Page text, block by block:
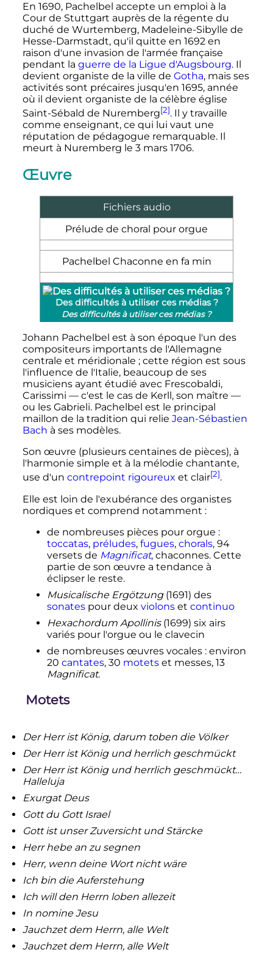
En 1690, Pachelbel accepte un emploi à la
Cour de Stuttgart auprès de la régente du
duché de Wurtemberg, Madeleine-Sibylle de
Hesse-Darmstadt, qu'il quitte en 1692 en
raison d'une invasion de l'armée française
pendant la guerre de la Ligue d'Augsbourg. Il
devient organiste de la ville de Gotha, mais ses
activités sont précaires jusqu'en 1695, année
où il devient organiste de la célèbre église
Saint-Sébald de Nuremberg[2]. Il y travaille
comme enseignant, ce qui lui vaut une
réputation de pédagogue remarquable. Il
meurt à Nuremberg le 3 mars 1706.
Œuvre
Fichiers audio
Prélude de choral pour orgue
Pachelbel Chaconne en fa min
Des difficultés à utiliser ces médias ?
Des difficultés à utiliser ces médias ?
Johann Pachelbel est à son époque l'un des
compositeurs importants de l'Allemagne
centrale et méridionale ; cette région est sous
l'influence de l'Italie, beaucoup de ses
musiciens ayant étudié avec Frescobaldi,
Carissimi — c'est le cas de Kerll, son maître —
ou les Gabrieli. Pachelbel est le principal
maillon de la tradition qui relie Jean-Sébastien
Bach à ses modèles.
Son œuvre (plusieurs centaines de pièces), à
l'harmonie simple et à la mélodie chantante,
use d'un contrepoint rigoureux et clair[2].
Elle est loin de l'exubérance des organistes
nordiques et comprend notamment :
de nombreuses pièces pour orgue :
toccatas, préludes, fugues, chorals, 94
versets de Magnificat, chaconnes. Cette
partie de son œuvre a tendance à
éclipser le reste.
Musicalische Ergötzung(1691) des
sonatespour deux violonset continuo
Hexachordum Apollinis(1699) six airs
variés pour l'orgue ou le clavecin
de nombreuses œuvres vocales : environ
20 cantates, 30 motetset messes, 13
Magnificat.
Motets
Der Herr ist König, darum toben die Völker
Der Herr ist König und herrlich geschmückt
Der Herr ist König und herrlich geschmückt…
Halleluja
Exurgat Deus
Gott du Gott Israel
Gott ist unser Zuversicht und Stärcke
Herr hebe an zu segnen
Herr, wenn deine Wort nicht wäre
Ich bin die Auferstehung
Ich will den Herrn loben allezeit
In nomine Jesu
Jauchzet dem Herrn, alle Welt
Jauchzet dem Herrn, alle Welt